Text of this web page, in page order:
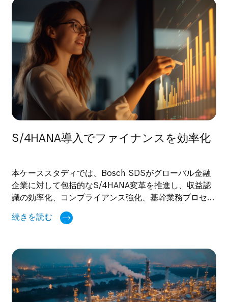
S/4HANA導入でファイナンスを効率化
本ケーススタディでは、Bosch SDSがグローバル金融
企業に対して包括的なS/4HANA変革を推進し、収益認
識の効率化、コンプライアンス強化、基幹業務プロセス
の高度化をどのように実現したかを紹介します。
続きを読む